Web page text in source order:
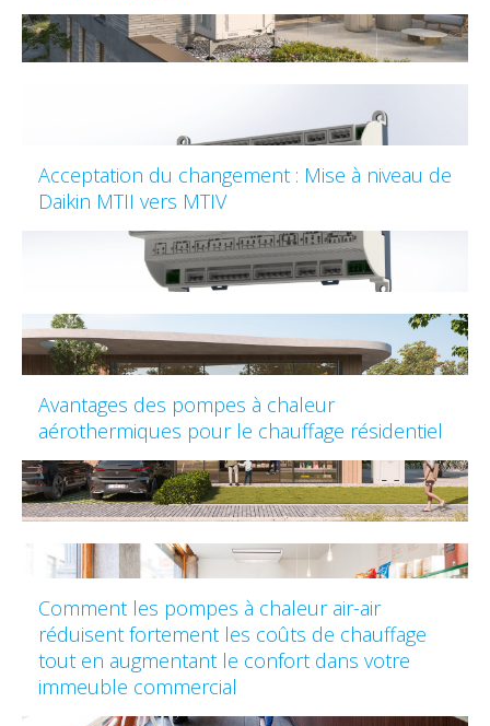
Acceptation du changement : Mise à niveau de
Daikin MTII vers MTIV
Avantages des pompes à chaleur
aérothermiques pour le chauffage résidentiel
Comment les pompes à chaleur air-air
réduisent fortement les coûts de chauffage
tout en augmentant le confort dans votre
immeuble commercial